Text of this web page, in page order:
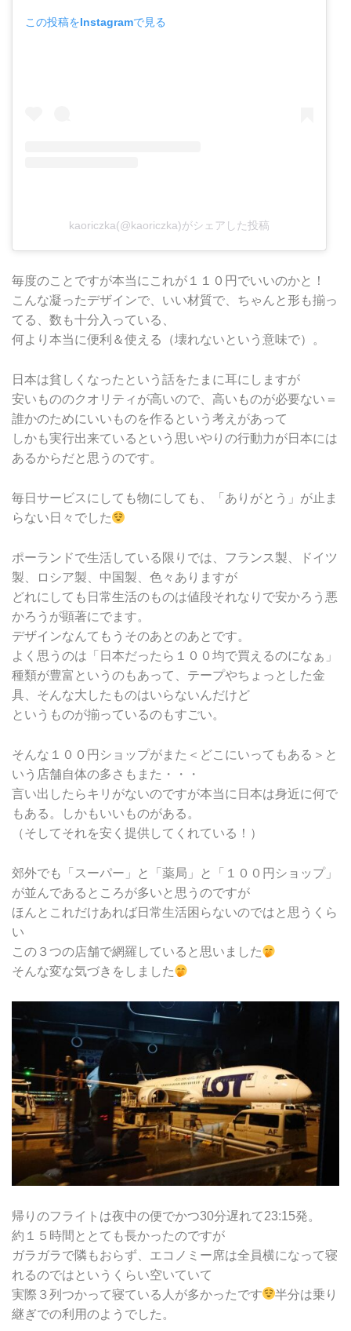
この投稿をInstagramで見る
kaoriczka(@kaoriczka)がシェアした投稿
毎度のことですが本当にこれが１１０円でいいのかと！
こんな凝ったデザインで、いい材質で、ちゃんと形も揃っ
てる、数も十分入っている、
何より本当に便利＆使える（壊れないという意味で）。
日本は貧しくなったという話をたまに耳にしますが
安いもののクオリティが高いので、高いものが必要ない＝
誰かのためにいいものを作るという考えがあって
しかも実行出来ているという思いやりの行動力が日本には
あるからだと思うのです。
毎日サービスにしても物にしても、「ありがとう」が止ま
らない日々でした
ポーランドで生活している限りでは、フランス製、ドイツ
製、ロシア製、中国製、色々ありますが
どれにしても日常生活のものは値段それなりで安かろう悪
かろうが顕著にでます。
デザインなんてもうそのあとのあとです。
よく思うのは「日本だったら１００均で買えるのになぁ」
種類が豊富というのもあって、テープやちょっとした金
具、そんな大したものはいらないんだけど
というものが揃っているのもすごい。
そんな１００円ショップがまた＜どこにいってもある＞と
いう店舗自体の多さもまた・・・
言い出したらキリがないのですが本当に日本は身近に何で
もある。しかもいいものがある。
（そしてそれを安く提供してくれている！）
郊外でも「スーパー」と「薬局」と「１００円ショップ」
が並んであるところが多いと思うのですが
ほんとこれだけあれば日常生活困らないのではと思うくら
い
この３つの店舗で網羅していると思いました
そんな変な気づきをしました
帰りのフライトは夜中の便でかつ30分遅れて23:15発。
約１５時間ととても長かったのですが
ガラガラで隣もおらず、エコノミー席は全員横になって寝
れるのではというくらい空いていて
実際３列つかって寝ている人が多かったです
半分は乗り
継ぎでの利用のようでした。